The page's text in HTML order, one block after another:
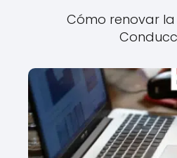
Cómo renovar la